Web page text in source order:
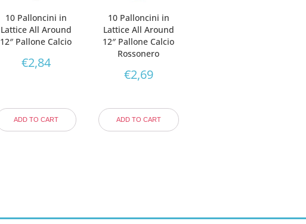
10 Palloncini in
Lattice All Around
12″ Pallone Calcio
€2,84
ADD TO CART
10 Palloncini in
Lattice All Around
12″ Pallone Calcio
Rossonero
€2,69
ADD TO CART